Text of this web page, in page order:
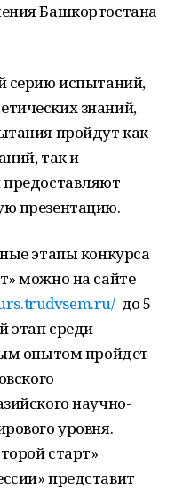
Башкортостана
серию испытаний,
знаний,
пройдут как
так и
предоставляют
презентацию.
этапы конкурса
можно на сайте
/до 5
этап среди
опытом пройдет
научно-
уровня.
старт»
представит